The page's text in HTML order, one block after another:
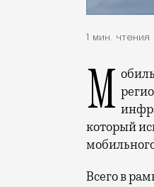
1 мин. чтения
Мобильный оператор Т2 завершил работы по увеличению скорости интернета в
который
Всего в